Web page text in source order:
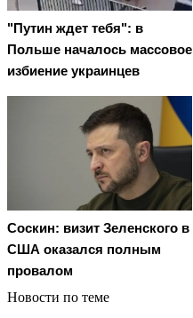
"Путин ждет тебя": в
Польше началось массовое
избиение украинцев
Соскин: визит Зеленского в
США оказался полным
провалом
Новости по теме